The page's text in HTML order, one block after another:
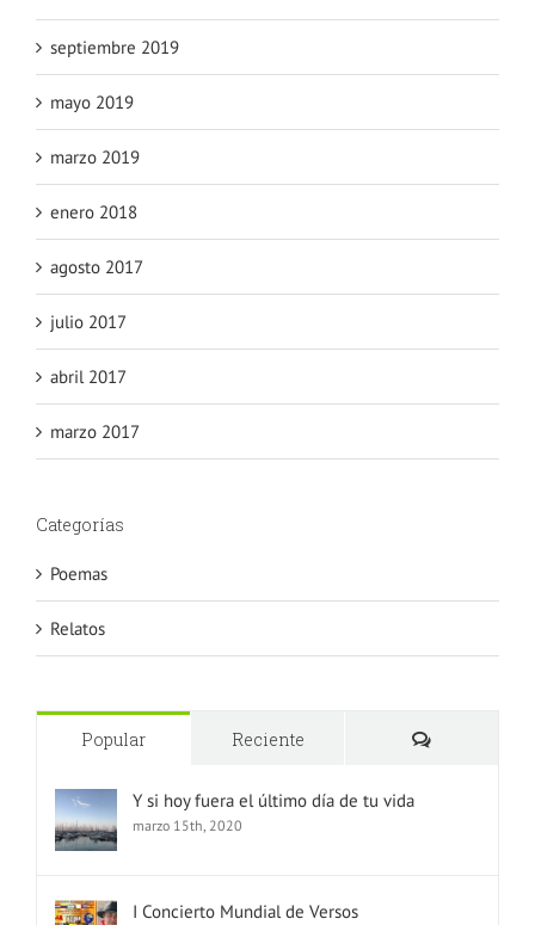
septiembre 2019
mayo 2019
marzo 2019
enero 2018
agosto 2017
julio 2017
abril 2017
marzo 2017
Categorías
Poemas
Relatos
Popular Reciente
Y si hoy fuera el último día de tu vida
marzo 15th, 2020
I Concierto Mundial de Versos